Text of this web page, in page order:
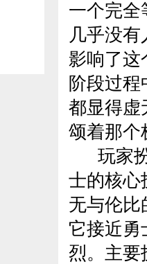
一个完全
几乎没
影响了这
阶段过
都显得虚
颂着那个
玩家扮
士的核心
无与伦比
它接近勇
烈。主要